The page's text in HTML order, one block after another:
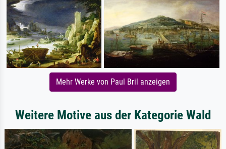
Mehr Werke von Paul Bril anzeigen
Weitere Motive aus der Kategorie Wald